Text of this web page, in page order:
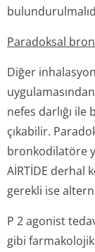
Paradoksal
Diğer
nefes darlığı
çıkabilir.
bronkodilatöre
AİRTİDE derhal
gerekli ise
P 2 agonist
gibi